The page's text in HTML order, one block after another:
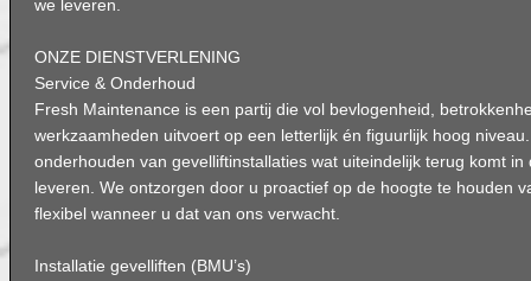
we leveren.
ONZE DIENSTVERLENING
Service & Onderhoud
Fresh Maintenance is een partij die vol bevlogenheid,
werkzaamheden uitvoert op een letterlijk én figuurlijk hoog
onderhouden van gevelliftinstallaties wat uiteindelijk terug komt in
leveren. We ontzorgen door u proactief op de hoogte te houden
flexibel wanneer u dat van ons verwacht.
Installatie gevelliften (BMU’s)